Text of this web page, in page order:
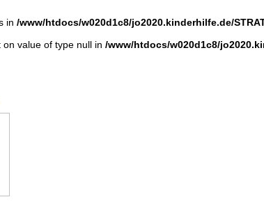
in /www/htdocs/w020d1c8/jo2020.kinderhilfe.de/
value of type null in /www/htdocs/w020d1c8/